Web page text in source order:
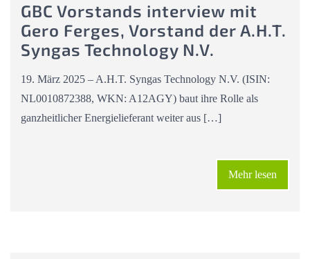
GBC Vorstands interview mit
Gero Ferges, Vorstand der A.H.T.
Syngas Technology N.V.
19. März 2025 – A.H.T. Syngas Technology N.V. (ISIN:
NL0010872388, WKN: A12AGY) baut ihre Rolle als
ganzheitlicher Energielieferant weiter aus […]
Mehr lesen